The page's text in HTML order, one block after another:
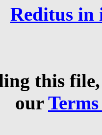
Reditus in
this
our